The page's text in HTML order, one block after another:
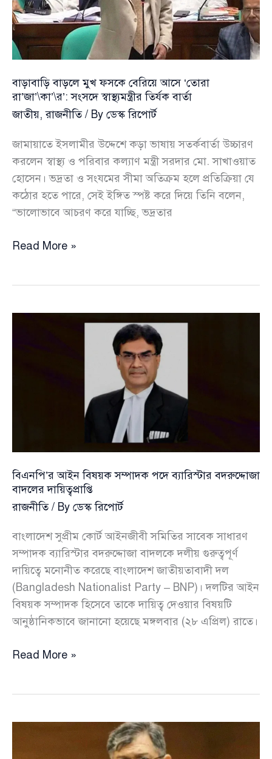
বাড়াবাড়ি বাড়লে মুখ ফসকে বেরিয়ে আসে ‘তোরা
রা’জা’\কা’\র’: সংসদে স্বাস্থ্যমন্ত্রীর তির্যক বার্তা
জাতীয়,রাজনীতি/ By ডেস্ক রিপোর্ট
জামায়াতে ইসলামীর উদ্দেশে কড়া ভাষায় সতর্কবার্তা উচ্চারণ
করলেন স্বাস্থ্য ও পরিবার কল্যাণ মন্ত্রী সরদার মো. সাখাওয়াত
হোসেন। ভদ্রতা ও সংযমের সীমা অতিক্রম হলে প্রতিক্রিয়া যে
কঠোর হতে পারে, সেই ইঙ্গিত স্পষ্ট করে দিয়ে তিনি বলেন,
“ভালোভাবে আচরণ করে যাচ্ছি, ভদ্রতার
বাড়াবাড়ি
বেরিয়ে
Read More »
বিএনপি’র আইন বিষয়ক সম্পাদক পদে ব্যারিস্টার বদরুদ্দোজা
বাদলের দায়িত্বপ্রাপ্তি
রাজনীতি/ By ডেস্ক রিপোর্ট
বাংলাদেশ সুপ্রীম কোর্ট আইনজীবী সমিতির সাবেক সাধারণ
সম্পাদক ব্যারিস্টার বদরুদ্দোজা বাদলকে দলীয় গুরুত্বপূর্ণ
দায়িত্বে মনোনীত করেছে বাংলাদেশ জাতীয়তাবাদী দল
(Bangladesh Nationalist Party – BNP)। দলটির আইন
বিষয়ক সম্পাদক হিসেবে তাকে দায়িত্ব দেওয়ার বিষয়টি
আনুষ্ঠানিকভাবে জানানো হয়েছে মঙ্গলবার (২৮ এপ্রিল) রাতে।
বিএনপি’র
পদে
Read More »